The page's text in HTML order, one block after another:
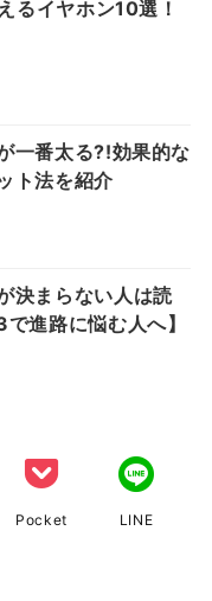
るイヤホン10選！
一番太る?!効果的な
ト法を紹介
決まらない人は読
進路に悩む人へ】
Pocket LINE